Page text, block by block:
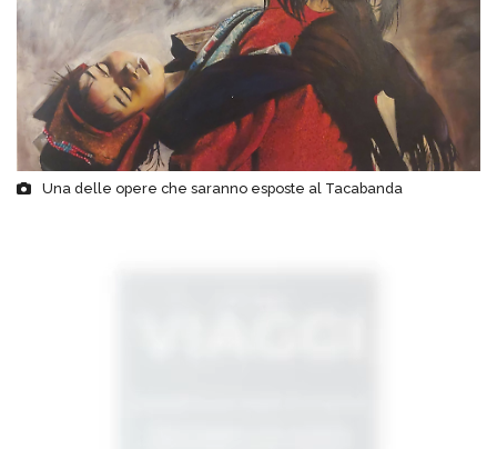
Una delle opere che saranno esposte al Tacabanda